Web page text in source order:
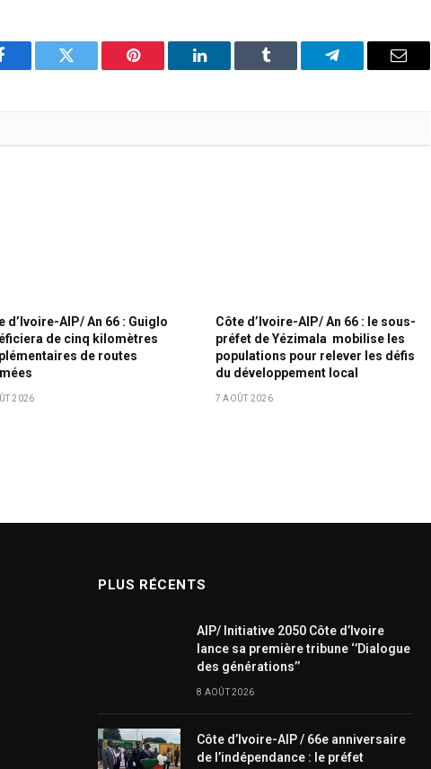
Twitter Pinterest LinkedIn Tumblr Telegram Email
d’Ivoire-AIP/ An 66 : Guiglo
de cinq kilomètres
de routes
2026
Côte d’Ivoire-AIP/ An 66 : le sous-
préfet de Yézimala mobilise les
populations pour relever les défis
du développement local
7 AOÛT 2026
PLUS RÉCENTS
AIP/ Initiative 2050 Côte d’Ivoire
lance sa première tribune ‘’Dialogue
des générations’’
8 AOÛT 2026
Côte d’Ivoire-AIP / 66e anniversaire
de l’indépendance : le préfet